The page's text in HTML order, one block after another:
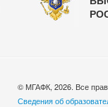
© МГАФК, 2026. Все
Сведения об